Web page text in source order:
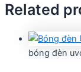
Related
bóng đèn